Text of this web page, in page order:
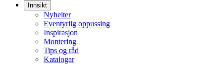
Innsikt
Nyheiter
Eventyrlig oppussing
Inspirasjon
Montering
Tips og råd
Katalogar